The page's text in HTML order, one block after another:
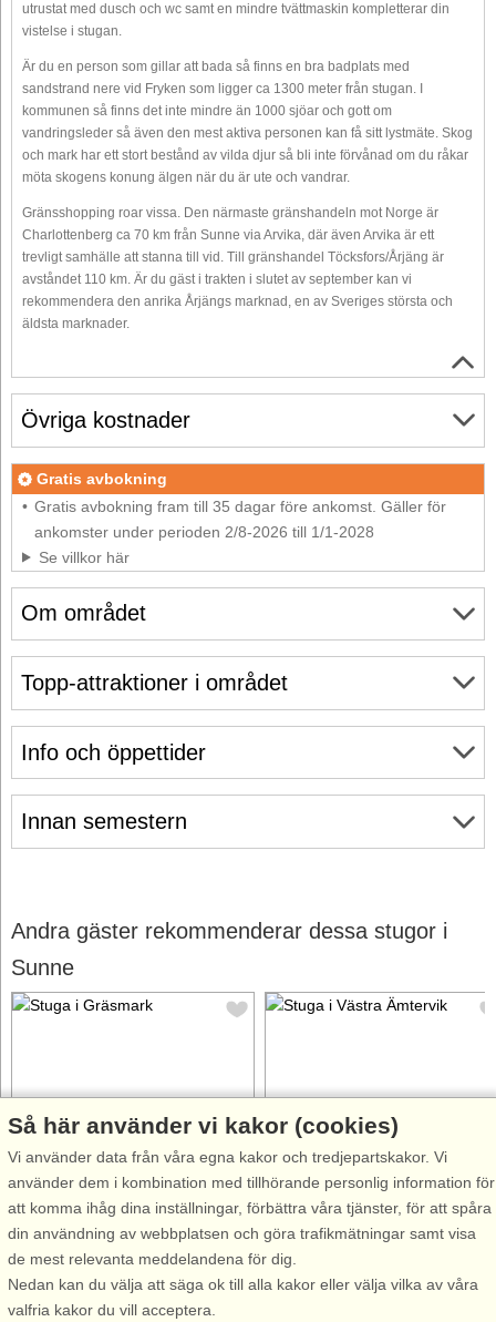
utrustat med dusch och wc samt en mindre tvättmaskin kompletterar din
vistelse i stugan.
Är du en person som gillar att bada så finns en bra badplats med
sandstrand nere vid Fryken som ligger ca 1300 meter från stugan. I
kommunen så finns det inte mindre än 1000 sjöar och gott om
vandringsleder så även den mest aktiva personen kan få sitt lystmäte. Skog
och mark har ett stort bestånd av vilda djur så bli inte förvånad om du råkar
möta skogens konung älgen när du är ute och vandrar.
Gränsshopping roar vissa. Den närmaste gränshandeln mot Norge är
Charlottenberg ca 70 km från Sunne via Arvika, där även Arvika är ett
trevligt samhälle att stanna till vid. Till gränshandel Töcksfors/Årjäng är
avståndet 110 km. Är du gäst i trakten i slutet av september kan vi
rekommendera den anrika Årjängs marknad, en av Sveriges största och
äldsta marknader.
Om området
Info och öppettider
Innan semestern
Övriga kostnader
Gratis avbokning
Gratis avbokning fram till 35 dagar före ankomst. Gäller för
ankomster under perioden 2/8-2026 till 1/1-2028
Se villkor här
Topp-attraktioner i området
Andra gäster rekommenderar dessa stugor i
Sunne
Stugnr: 39590
Gräsmark
6 personer, 120 m²
50 m till sjö/hav:.
Charmig röd stuga med vita
knutar, mycket vackert belägen
endast 50 meter från sjön
Stugnr: 53664
Västra Ämtervik
8 personer, 110 m²
6 km till sjö/hav:.
Välkomna till detta helt
nyrenoverade hus med naturen
Så här använder vi kakor (cookies)
Vi använder data från våra egna kakor och tredjepartskakor. Vi
använder dem i kombination med tillhörande personlig information för
att komma ihåg dina inställningar, förbättra våra tjänster, för att spåra
din användning av webbplatsen och göra trafikmätningar samt visa
de mest relevanta meddelandena för dig.
Nedan kan du välja att säga ok till alla kakor eller välja vilka av våra
valfria kakor du vill acceptera.